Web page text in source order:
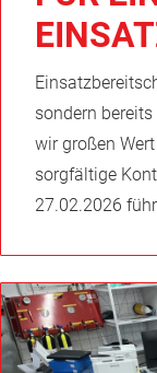
sondern
wir großen
sorgfältige
27.02.2026